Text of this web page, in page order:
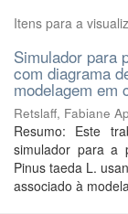
Itens para a
Simulador para
com diagrama
modelagem em
Retslaff, Fabiane
Resumo: Este
simulador para a
Pinus taeda L.
associado à